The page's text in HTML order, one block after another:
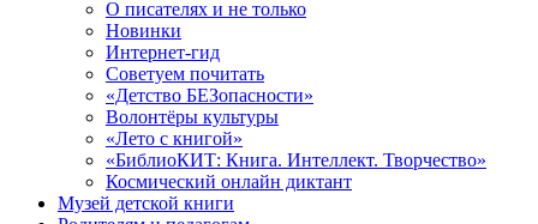
О писателях и не только
Новинки
Интернет-гид
Советуем почитать
«Детство БЕЗопасности»
Волонтёры культуры
«Лето с книгой»
«БиблиоКИТ: Книга. Интеллект. Творчество»
Космический онлайн диктант
Музей детской книги